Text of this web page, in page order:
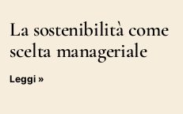
La sostenibilità come
scelta manageriale
Leggi »